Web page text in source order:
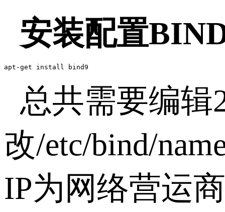
安装配置
apt-get install bind9
总共需要编辑
改/etc/bind/
IP为网络营运